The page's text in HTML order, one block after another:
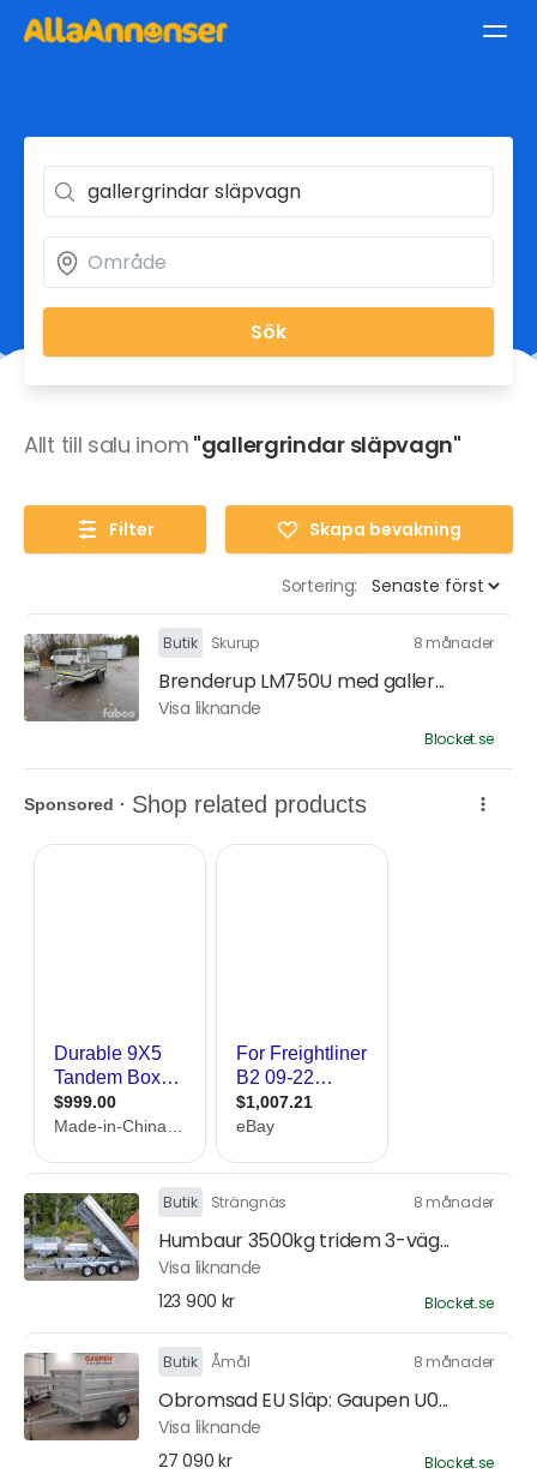
Sök
Allt till salu inom "gallergrindar släpvagn"
Filter Skapa bevakning
Sortering:
Butik Skurup 8 månader
Brenderup LM750U med galler...
Visa liknande
Blocket.se
Butik Strängnäs 8 månader
Humbaur 3500kg tridem 3-väg...
Visa liknande
123 900 kr
Blocket.se
Butik Åmål 8 månader
Obromsad EU Släp: Gaupen U0...
Visa liknande
27 090 kr
Blocket.se